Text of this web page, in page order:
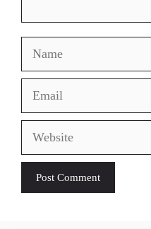
Name
Email
Website